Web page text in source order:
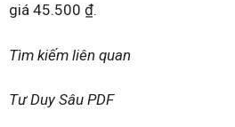
giá 45.500 ₫.
Tìm kiếm liên quan
Tư Duy Sâu PDF